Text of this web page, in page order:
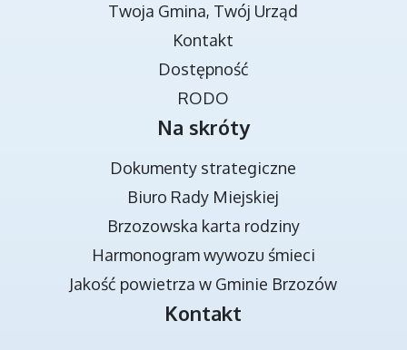
TRANSMISJA OBRAD RADY MIEJSKIEJ
DOKUMENTY STRATEGICZNE
Twoja Gmina, Twój Urząd
Kontakt
Dostępność
RODO
Na skróty
Dokumenty strategiczne
Biuro Rady Miejskiej
Brzozowska karta rodziny
Harmonogram wywozu śmieci
Jakość powietrza w Gminie Brzozów
Kontakt